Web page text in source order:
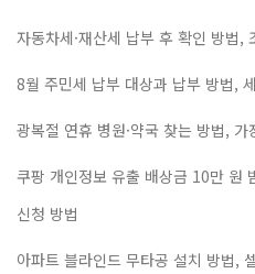
자동차세·재산세 납부 후 확인 방법,
8월 주민세 납부 대상과 납부 방법,
광복절 연휴 병원·약국 찾는 방법,
쿠팡 개인정보 유출 배상금 10만 원
신청 방법
아파트 블라인드 무타공 설치 방법,